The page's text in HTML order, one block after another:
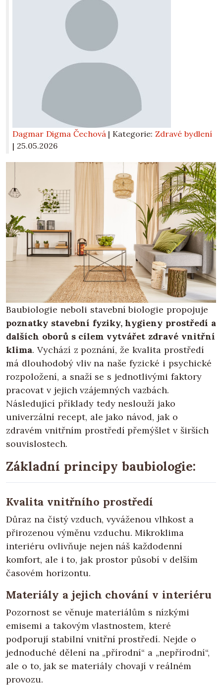
Dagmar Digma Čechová | Kategorie:Zdravé bydlení
| 25.05.2026
Baubiologie neboli stavební biologie propojuje
poznatky stavební fyziky, hygieny prostředí a
dalších oborů s cílem vytvářet zdravé vnitřní
klima. Vychází z poznání, že kvalita prostředí
má dlouhodobý vliv na naše fyzické i psychické
rozpoložení, a snaží se s jednotlivými faktory
pracovat v jejich vzájemných vazbách.
Následující příklady tedy neslouží jako
univerzální recept, ale jako návod, jak o
zdravém vnitřním prostředí přemýšlet v širších
souvislostech.
Základní principy baubiologie:
Kvalita vnitřního prostředí
Důraz na čistý vzduch, vyváženou vlhkost a
přirozenou výměnu vzduchu. Mikroklima
interiéru ovlivňuje nejen náš každodenní
komfort, ale i to, jak prostor působí v delším
časovém horizontu.
Materiály a jejich chování v interiéru
Pozornost se věnuje materiálům s nízkými
emisemi a takovým vlastnostem, které
podporují stabilní vnitřní prostředí. Nejde o
jednoduché dělení na „přírodní“ a „nepřírodní“,
ale o to, jak se materiály chovají v reálném
provozu.